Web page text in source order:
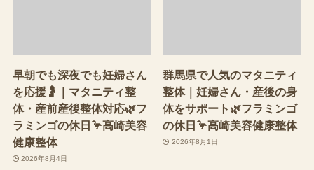
早朝でも深夜でも妊婦さん
を応援🤰｜マタニティ整
体・産前産後整体対応🌿フ
ラミンゴの休日🦩高崎美容
健康整体
2026年8月4日
群馬県で人気のマタニティ
整体｜妊婦さん・産後の身
体をサポート🌿フラミンゴ
の休日🦩高崎美容健康整体
2026年8月1日